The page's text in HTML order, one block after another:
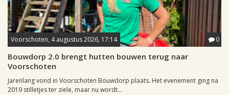
Voorschoten, 4 augustus 2026, 17:14 0
Bouwdorp 2.0 brengt hutten bouwen terug naar
Voorschoten
Jarenlang vond in Voorschoten Bouwdorp plaats. Het evenement ging na
2019 stilletjes ter ziele, maar nu wordt...